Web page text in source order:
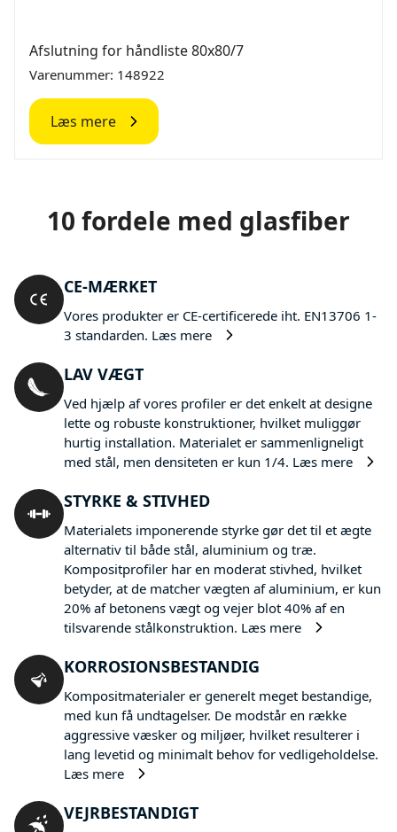
Afslutning for håndliste 80x80/7
Varenummer: 148922
Læs mere
10 fordele med glasfiber
CE-MÆRKET
Vores produkter er CE-certificerede iht. EN13706 1-
3 standarden. Læs mere
LAV VÆGT
Ved hjælp af vores profiler er det enkelt at designe
lette og robuste konstruktioner, hvilket muliggør
hurtig installation. Materialet er sammenligneligt
med stål, men densiteten er kun 1/4. Læs mere
STYRKE & STIVHED
Materialets imponerende styrke gør det til et ægte
alternativ til både stål, aluminium og træ.
Kompositprofiler har en moderat stivhed, hvilket
betyder, at de matcher vægten af aluminium, er kun
20% af betonens vægt og vejer blot 40% af en
tilsvarende stålkonstruktion. Læs mere
KORROSIONSBESTANDIG
Kompositmaterialer er generelt meget bestandige,
med kun få undtagelser. De modstår en række
aggressive væsker og miljøer, hvilket resulterer i
lang levetid og minimalt behov for vedligeholdelse.
Læs mere
VEJRBESTANDIGT